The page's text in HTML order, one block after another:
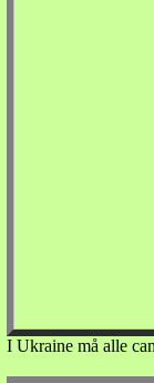
I Ukraine må alle